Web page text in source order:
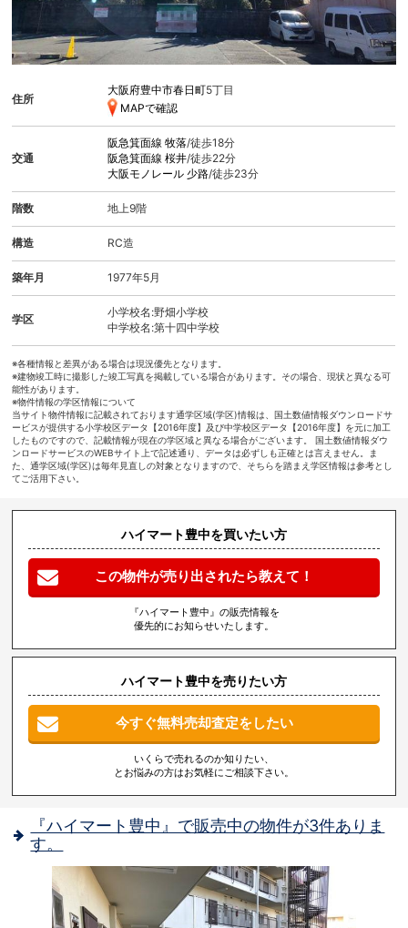
住所
大阪府豊中市春日町5丁目
MAPで確認
交通
阪急箕面線牧落/徒歩18分
阪急箕面線桜井/徒歩22分
大阪モノレール 少路/徒歩23分
階数 地上9階
構造 RC造
築年月 1977年5月
学区
小学校名:野畑小学校
中学校名:第十四中学校
※各種情報と差異がある場合は現況優先となります。
※建物竣工時に撮影した竣工写真を掲載している場合があります。その場合、現状と異なる可
能性があります。
※物件情報の学区情報について
当サイト物件情報に記載されております通学区域(学区)情報は、国土数値情報ダウンロードサ
ービスが提供する小学校区データ【2016年度】及び中学校区データ【2016年度】を元に加工
したものですので、記載情報が現在の学区域と異なる場合がございます。 国土数値情報ダウ
ンロードサービスのWEBサイト上で記述通り、データは必ずしも正確とは言えません。ま
た、通学区域(学区)は毎年見直しの対象となりますので、そちらを踏まえ学区情報は参考とし
てご活用下さい。
ハイマート豊中を買いたい方
この物件が売り出されたら教えて！
『ハイマート豊中』の販売情報を
優先的にお知らせいたします。
ハイマート豊中を売りたい方
今すぐ無料売却査定をしたい
いくらで売れるのか知りたい、
とお悩みの方はお気軽にご相談下さい。
『ハイマート豊中』で販売中の物件が3件ありま
す。